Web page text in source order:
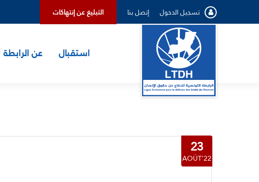
تسجيل الدخول إتصل بنا ﺍﻟﺘﺒﻠﻴﻎ ﻋﻦ ﺇﻧﺘﻬﺎﻛﺎﺕ
استقبال عن الرابطة
23
AOÛT’22